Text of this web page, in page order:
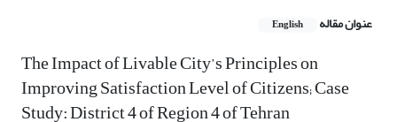
عنوان مقاله English
The Impact of Livable City’s Principles on
Improving Satisfaction Level of Citizens; Case
Study: District 4 of Region 4 of Tehran